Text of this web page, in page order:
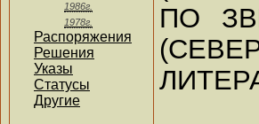
1986г.
1978г.
Распоряжения
Решения
Указы
Статусы
Другие
ПО